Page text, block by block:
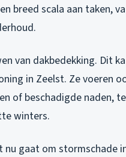
breed scala aan taken,
van dakbedekking. Dit
in Zeelst. Ze voeren
of beschadigde naden,
winters.
gaat om stormschade